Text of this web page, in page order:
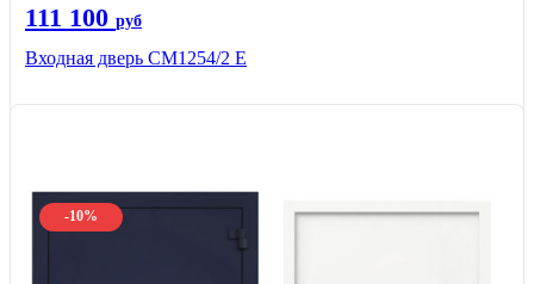
111 100 руб
Входная дверь СМ1254/2 E
-10%